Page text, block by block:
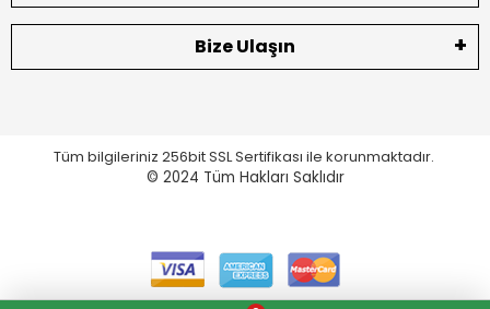
Bize Ulaşın
Tüm bilgileriniz 256bit SSL Sertifikası ile korunmaktadır.
© 2024 Tüm Hakları Saklıdır